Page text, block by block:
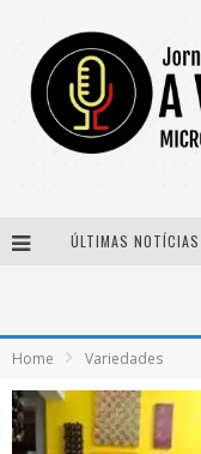
ÚLTIMAS NOTÍCIAS
Home Variedades